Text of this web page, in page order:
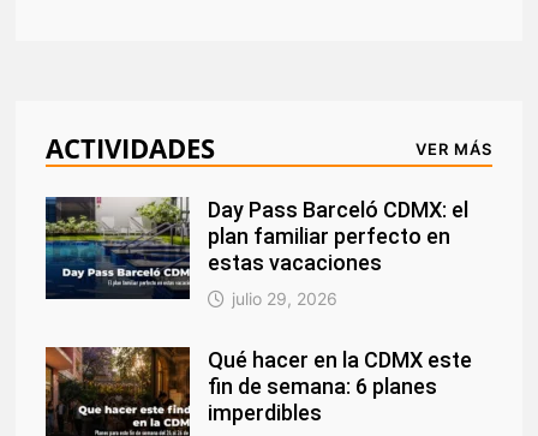
ACTIVIDADES VER MÁS
Day Pass Barceló CDMX: el
plan familiar perfecto en
estas vacaciones
julio 29, 2026
Qué hacer en la CDMX este
fin de semana: 6 planes
imperdibles